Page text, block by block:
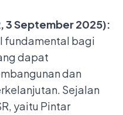
3 September 2025):
fundamental bagi
dapat
dan
Sejalan
yaitu Pintar